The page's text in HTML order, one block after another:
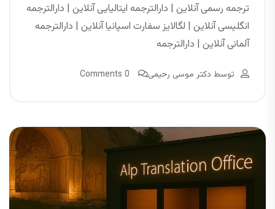
ترجمه رسمی آنلاین | دارالترجمه ایتالیایی آنلاین | دارالترجمه
انگلیسی آنلاین | لگالایز سفارت اسپانیا آنلاین | دارالترجمه
آلمانی آنلاین | دارالترجمه
توسط دکتر موسی رحیمی 0 Comments